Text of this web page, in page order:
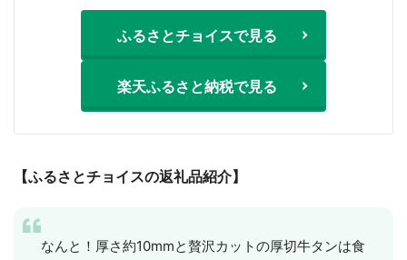
ふるさとチョイスで見る
楽天ふるさと納税で見る
【ふるさとチョイスの返礼品紹介】
なんと！厚さ約10mmと贅沢カットの厚切牛タンは食